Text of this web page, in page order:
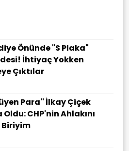
Önünde "S Plaka"
İhtiyaç Yokken
Çıktılar
Para'' İlkay Çiçek
Oldu: CHP'nin Ahlakını